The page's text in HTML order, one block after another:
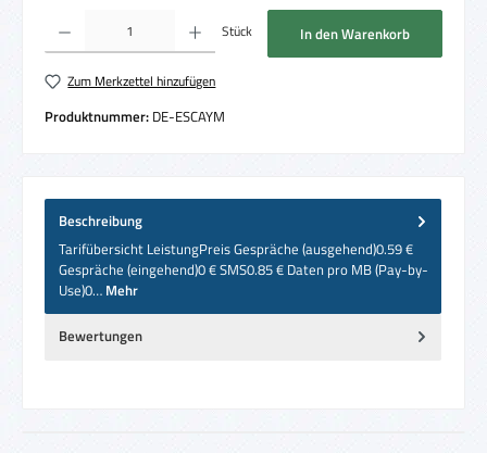
Produkt Anzahl: Gib den gewünschten Wert ein oder benutze die Schaltflächen um
Stück In den Warenkorb
Zum Merkzettel hinzufügen
Produktnummer: DE-ESCAYM
Beschreibung
Tarifübersicht LeistungPreis Gespräche (ausgehend)0.59 €
Gespräche (eingehend)0 € SMS0.85 € Daten pro MB (Pay-by-
Use)0… Mehr
Bewertungen